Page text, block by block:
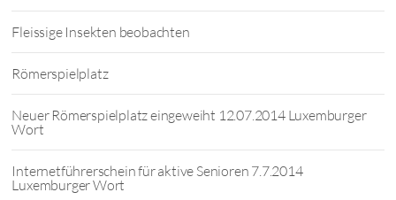
Fleissige Insekten beobachten
Römerspielplatz
Neuer Römerspielplatz eingeweiht 12.07.2014 Luxemburger
Wort
Internetführerschein für aktive Senioren 7.7.2014
Luxemburger Wort